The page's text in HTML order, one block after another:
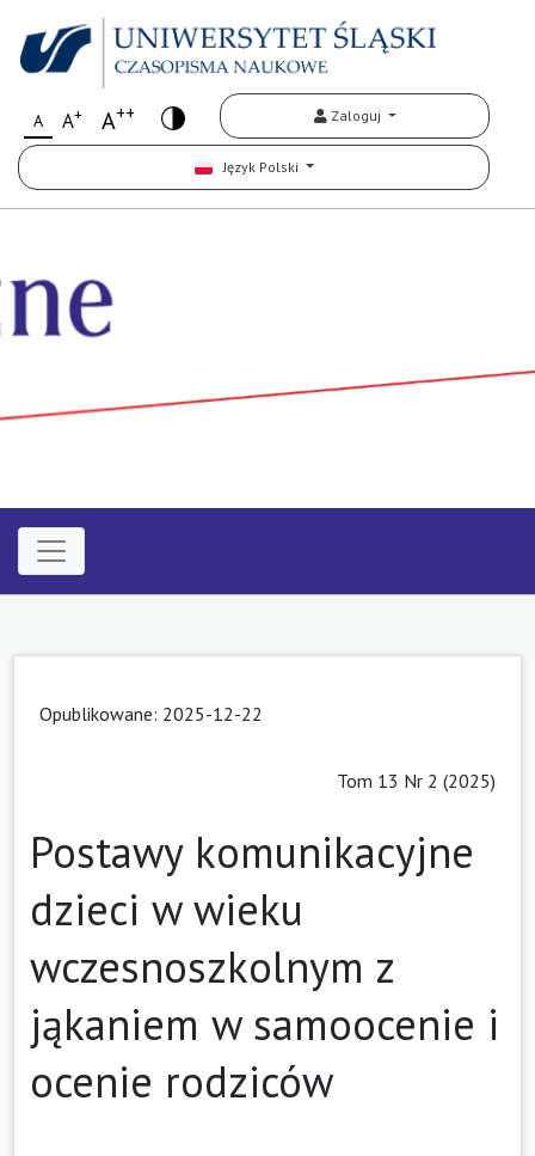
A A+ A++ Zaloguj
Język Polski
Opublikowane: 2025-12-22
Tom 13 Nr 2 (2025)
Postawy komunikacyjne
dzieci w wieku
wczesnoszkolnym z
jąkaniem w samoocenie i
ocenie rodziców